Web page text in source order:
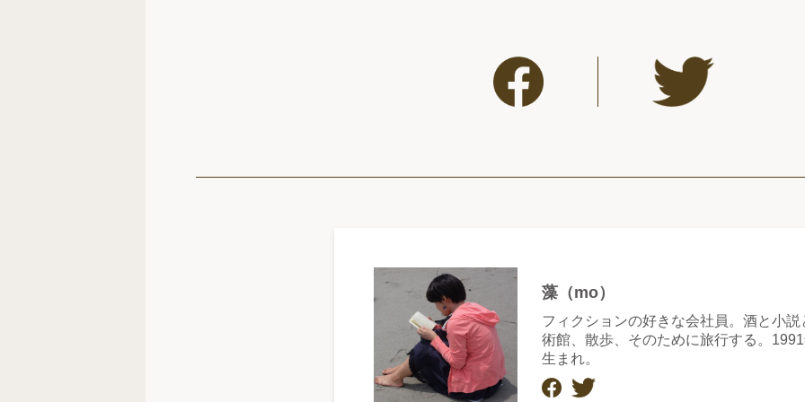
藻（mo）
フィクションの好きな会社員。酒と小説
術館、散歩、そのために旅行する。
生まれ。